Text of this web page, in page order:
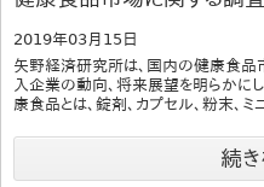
2019年03月15日
矢野経済研究所は、国内の健康食品
入企業の動向、将来展望を明らかに
康食品とは、錠剤、カプセル、粉末、
続